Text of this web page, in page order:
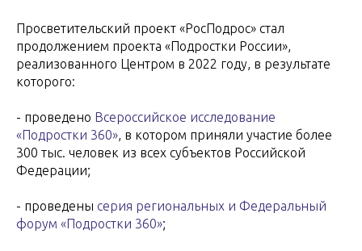
Просветительский проект «РосПодрос» стал
продолжением проекта «Подростки России»,
реализованного Центром в 2022 году, в результате
которого:
- проведено Всероссийское исследование
«Подростки 360», в котором приняли участие более
300 тыс. человек из всех субъектов Российской
Федерации;
- проведены серия региональных и Федеральный
форум «Подростки 360»;